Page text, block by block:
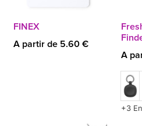
FINEX
A partir de 5.60 €
A
+3